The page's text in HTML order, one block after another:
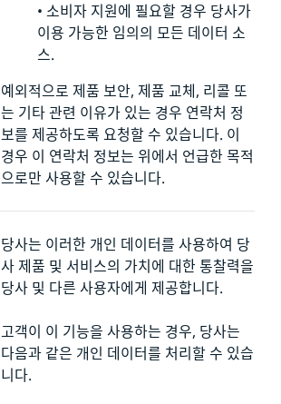
• 소비자 지원에 필요할 경우 당사가
이용 가능한 임의의 모든 데이터 소
스.
예외적으로 제품 보안, 제품 교체, 리콜 또
는 기타 관련 이유가 있는 경우 연락처 정
보를 제공하도록 요청할 수 있습니다. 이
경우 이 연락처 정보는 위에서 언급한 목적
으로만 사용할 수 있습니다.
당사는 이러한 개인 데이터를 사용하여 당
사 제품 및 서비스의 가치에 대한 통찰력을
당사 및 다른 사용자에게 제공합니다.
고객이 이 기능을 사용하는 경우, 당사는
다음과 같은 개인 데이터를 처리할 수 있습
니다.